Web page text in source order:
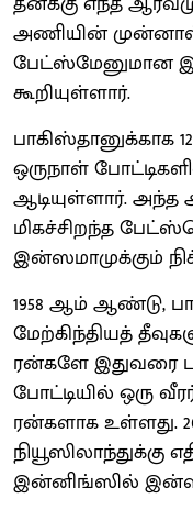
அணியின்
கூறியுள்ளார்.
பாகிஸ்தானுக்காக
ஒருநாள்
ஆடியுள்ளார்.
மிகச்சிறந்த
இன்ஸமாமுக்கும்
1958 ஆம் ஆண்டு,
மேற்கிந்தியத்
ரன்களே இதுவரை
போட்டியில் ஒரு
ரன்களாக உள்ளது.
நியூஸிலாந்துக்கு
இன்னிங்ஸில்